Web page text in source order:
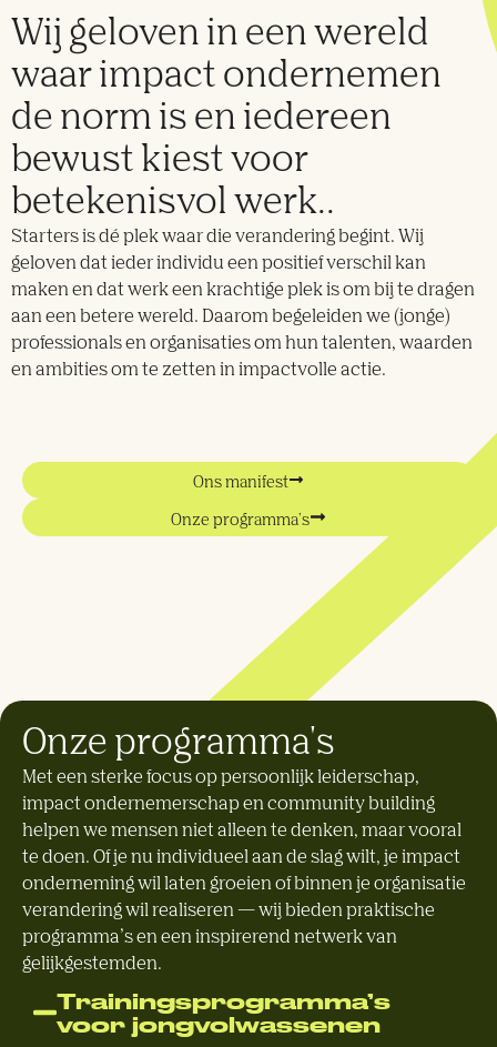
Wij geloven in een wereld
waar impact ondernemen
de norm is en iedereen
bewust kiest voor
betekenisvol werk..
Starters is dé plek waar die verandering begint. Wij
geloven dat ieder individu een positief verschil kan
maken en dat werk een krachtige plek is om bij te dragen
aan een betere wereld. Daarom begeleiden we (jonge)
professionals en organisaties om hun talenten, waarden
en ambities om te zetten in impactvolle actie.
Ons manifest
Onze programma's
Onze programma's
Met een sterke focus op persoonlijk leiderschap,
impact ondernemerschap en community building
helpen we mensen niet alleen te denken, maar vooral
te doen. Of je nu individueel aan de slag wilt, je impact
onderneming wil laten groeien of binnen je organisatie
verandering wil realiseren — wij bieden praktische
programma’s en een inspirerend netwerk van
gelijkgestemden.
Trainingsprogramma’s
voor jongvolwassenen